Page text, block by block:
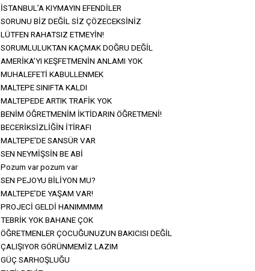
İSTANBUL’A KIYMAYIN EFENDİLER
SORUNU BİZ DEĞİL SİZ ÇÖZECEKSİNİZ
LÜTFEN RAHATSIZ ETMEYİN!
SORUMLULUKTAN KAÇMAK DOĞRU DEĞİL
AMERİKA’YI KEŞFETMENİN ANLAMI YOK
MUHALEFETİ KABULLENMEK
MALTEPE SINIFTA KALDI
MALTEPEDE ARTIK TRAFİK YOK
BENİM ÖĞRETMENİM İKTİDARIN ÖĞRETMENİ!
BECERİKSİZLİĞİN İTİRAFI
MALTEPE'DE SANSÜR VAR
SEN NEYMİŞSİN BE ABİ
Pozum var pozum var
SEN PEJOYU BİLİYON MU?
MALTEPE’DE YAŞAM VAR!
PROJECİ GELDİ HANIMMMM
TEBRİK YOK BAHANE ÇOK
ÖĞRETMENLER ÇOCUĞUNUZUN BAKICISI DEĞİL
ÇALIŞIYOR GÖRÜNMEMİZ LAZIM
GÜÇ SARHOŞLUĞU